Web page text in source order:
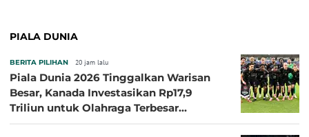
PIALA DUNIA
BERITA PILIHAN 20 jam lalu
Piala Dunia 2026 Tinggalkan Warisan
Besar, Kanada Investasikan Rp17,9
Triliun untuk Olahraga Terbesar